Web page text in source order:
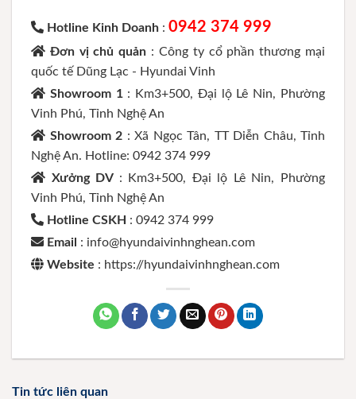
Hotline Kinh Doanh : 0942 374 999
Đơn vị chủ quản : Công ty cổ phần thương mại
quốc tế Dũng Lạc - Hyundai Vinh
Showroom 1 : Km3+500, Đại lộ Lê Nin, Phường
Vinh Phú, Tỉnh Nghệ An
Showroom 2 : Xã Ngọc Tân, TT Diễn Châu, Tỉnh
Nghệ An. Hotline: 0942 374 999
Xưởng DV : Km3+500, Đại lộ Lê Nin, Phường
Vinh Phú, Tỉnh Nghệ An
Hotline CSKH : 0942 374 999
Email : info@hyundaivinhnghean.com
Website : https://hyundaivinhnghean.com
Tin tức liên quan